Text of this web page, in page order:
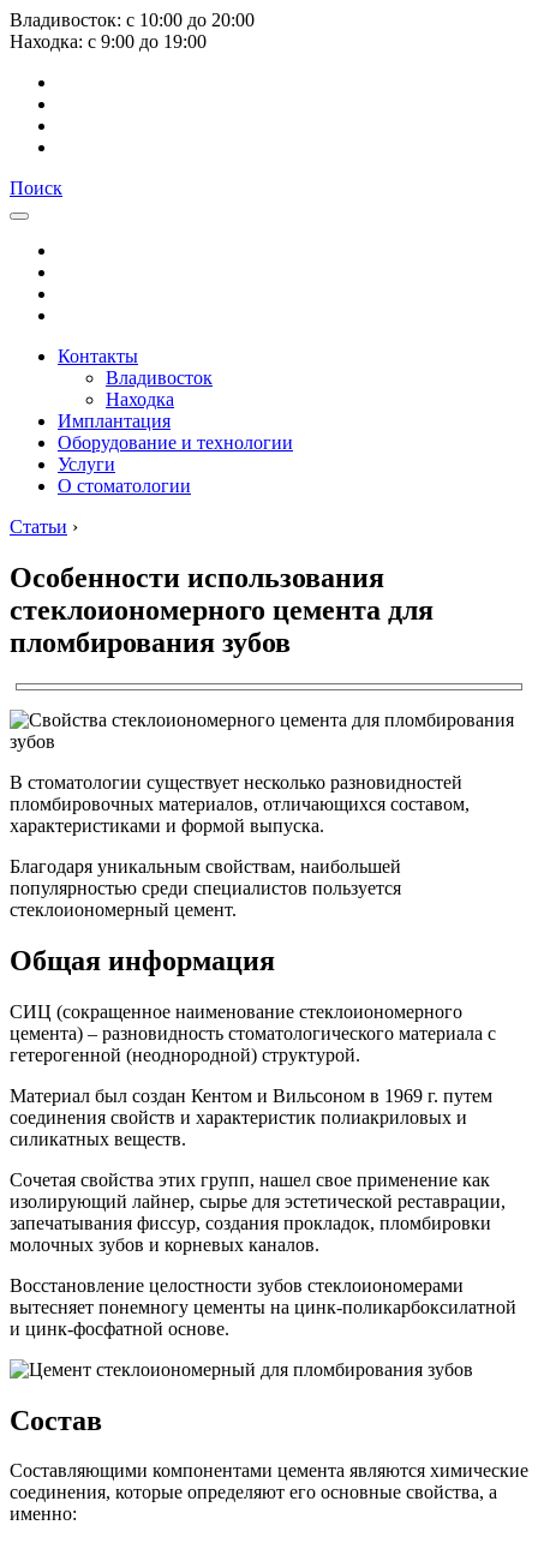
Владивосток: с 10:00 до 20:00
Находка: с 9:00 до 19:00
Поиск
Контакты
Владивосток
Находка
Имплантация
Оборудование и технологии
Услуги
О стоматологии
Статьи ›
Особенности использования
стеклоиономерного цемента для
пломбирования зубов
В стоматологии существует несколько разновидностей
пломбировочных материалов, отличающихся составом,
характеристиками и формой выпуска.
Благодаря уникальным свойствам, наибольшей
популярностью среди специалистов пользуется
стеклоиономерный цемент.
Общая информация
СИЦ (сокращенное наименование стеклоиономерного
цемента) – разновидность стоматологического материала с
гетерогенной (неоднородной) структурой.
Материал был создан Кентом и Вильсоном в 1969 г. путем
соединения свойств и характеристик полиакриловых и
силикатных веществ.
Сочетая свойства этих групп, нашел свое применение как
изолирующий лайнер, сырье для эстетической реставрации,
запечатывания фиссур, создания прокладок, пломбировки
молочных зубов и корневых каналов.
Восстановление целостности зубов стеклоиономерами
вытесняет понемногу цементы на цинк-поликарбоксилатной
и цинк-фосфатной основе.
Состав
Составляющими компонентами цемента являются химические
соединения, которые определяют его основные свойства, а
именно: